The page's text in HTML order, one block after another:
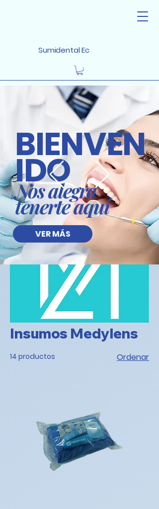
Sumidental Ec
BIENVEN
IDO
Nos alegra
tenerte aquí
VER MÁS
Inicio Insumos Medylens
Insumos Medylens
14 productos Ordenar